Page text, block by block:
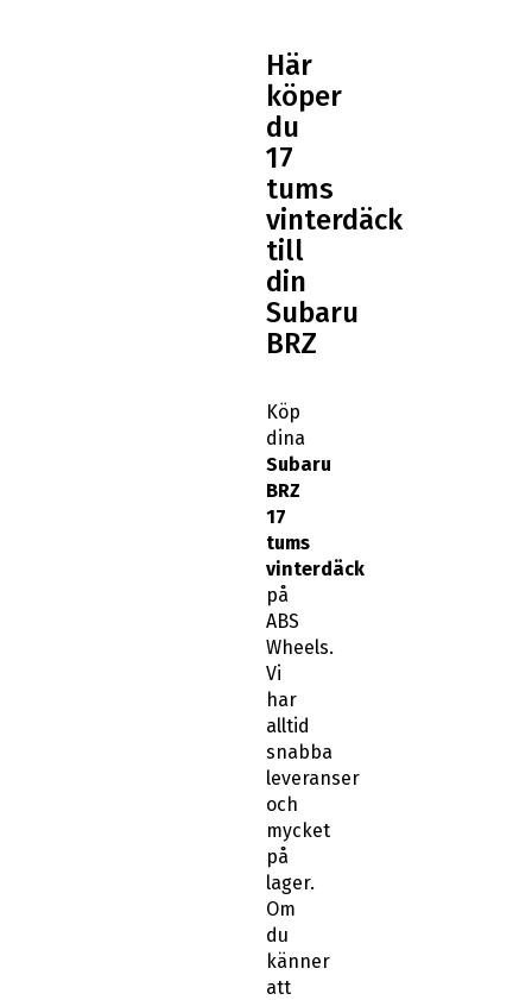
Här
köper
du
17
tums
vinterdäck
till
din
Subaru
BRZ
Köp
dina
Subaru
BRZ
17
tums
vinterdäck
på
ABS
Wheels.
Vi
har
alltid
snabba
leveranser
och
mycket
på
lager.
Om
du
känner
att